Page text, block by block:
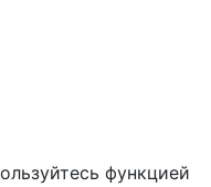
функцией